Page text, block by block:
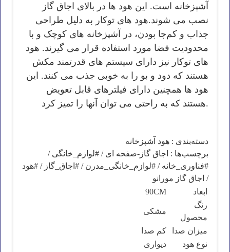
آشپزخانه است. این هود ها در بالای اجاق گاز
نصب می شوند.هود های توکار به دلیل طراحی
جذاب و کم‌جا بودن، در آشپزخانه های کوچک و با
محدودیت فضا مورد استفاده قرار می گیرند. هود
های توکار نیز دارای سیستم های قدرتمند مکش
هستند که دود و بو را به خوبی جذب می کنند. این
هود ها همچنین دارای فیلترهای قابل تعویض
هستند که به راحتی می توان آنها را تمیز کرد.
دسته‌بندی : هود آشپزخانه
برچسب‌ها : اجاق گاز-صفحه ای / #لوازم_خانگی /
#فناوری_خانه / #لوازم_خانگی_مدرن / #اجاق_گاز / #هود
/ اجاق گاز مورانو
90CM
ابعاد
مشکی
رنگ
محصول
کم صدا
میزان صدا
دیواری
نوع هود